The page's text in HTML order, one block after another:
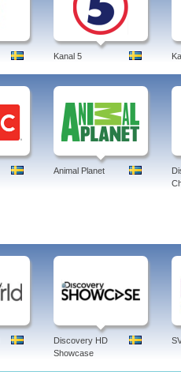
Kanal 5
Animal Planet
Discovery HD
Showcase